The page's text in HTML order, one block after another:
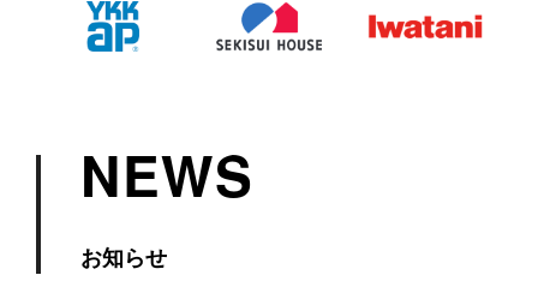
NEWS
お知らせ